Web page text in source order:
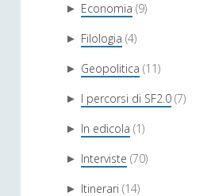
► Economia (9)
► Filologia (4)
► Geopolitica (11)
► I percorsi di SF2.0 (7)
► In edicola (1)
► Interviste (70)
► Itinerari (14)